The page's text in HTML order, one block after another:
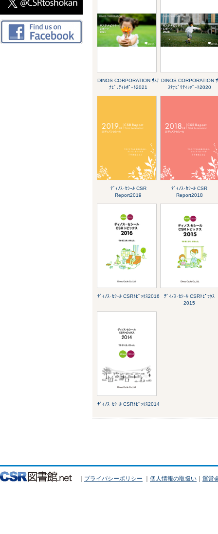
DINOS CORPORATION ｻｽﾃ
ﾅﾋﾞﾘﾃｨﾚﾎﾟｰﾄ2021
DINOS CORPORATION ｻ
ｽﾃﾅﾋﾞﾘﾃｨﾚﾎﾟｰﾄ2020
ﾃﾞｨﾉｽ･ｾｼｰﾙ CSR
Report2019
ﾃﾞｨﾉｽ･ｾｼｰﾙ CSR
Report2018
ﾃﾞｨﾉｽ･ｾｼｰﾙ CSRﾄﾋﾟｯｸｽ2016
ﾃﾞｨﾉｽ･ｾｼｰﾙ CSRﾄﾋﾟｯｸｽ
2015
ﾃﾞｨﾉｽ･ｾｼｰﾙ CSRﾄﾋﾟｯｸｽ2014
｜ プライバシーポリシー ｜ 個人情報の取扱い ｜ 運営